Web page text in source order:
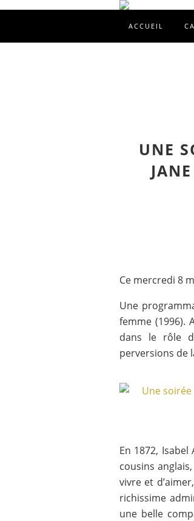
ACCUEIL
UNE
Ce mercredi 8
Une
femme (1996).
dans le rôle
perversions de
En 1872,
cousins
vivre et
richissime
une belle